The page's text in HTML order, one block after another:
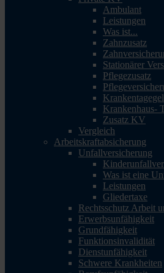
Ambulant
Leistungen
Was ist...
Zahnzusatz
Stationärer
Pflegezusatz
Krankenhaus-
Zusatz KV
Vergleich
Arbeitskraftabsicherung
Unfallversicherung
Was ist eine
Leistungen
Gliedertaxe
Rechtsschutz Arbeit
Erwerbsunfähigkeit
Grundfähigkeit
Funktionsinvalidität
Dienstunfähigkeit
Schwere Krankheiten